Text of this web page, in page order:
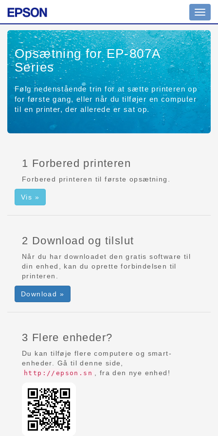
Skift
Opsætning for EP-807A
Series
Følg nedenstående trin for at sætte printeren op
for første gang, eller når du tilføjer en computer
til en printer, der allerede er sat op.
1 Forbered printeren
Forbered printeren til første opsætning.
Vis »
2 Download og tilslut
Når du har downloadet den gratis software til
din enhed, kan du oprette forbindelsen til
printeren.
Download »
3 Flere enheder?
Du kan tilføje flere computere og smart-
enheder. Gå til denne side,
http://epson.sn , fra den nye enhed!